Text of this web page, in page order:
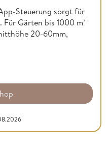
Steuerung sorgt für
Gärten bis 1000 m²
20-60mm,